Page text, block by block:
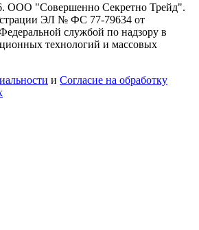
ООО "Совершенно Секретно Трейд".
ЭЛ № ФС 77-79634 от
службой по надзору в
технологий и массовых
и Согласие на обработку